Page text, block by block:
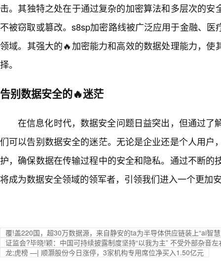
击。其独特之处在于通过复杂的加密算法和多层次的安
不被窃取或篡改。s8sp加密路线被广泛应用于金融、
领域。其强大的🔥加密能力和高效的数据处理能力，使
择。
告别数据安全的🔥迷茫
在信息化时代，数据安全问题日益突出，但通过了
们可以告别数据安全的迷茫。无论是企业还是个人用户
护，确保数据在传输过程中的安全和隐私。通过不断的
将成为数据安全领域的领军者，引领我们进入一个更加
覆!盖220国，超30万数据源，来自静安的ta为半导体供应链装上“ai智
证监会?毕晓!颖：中国可持续披露制度坚持“以我为主” 不受外部杂音左
龙;虎榜 —| 顺灏股份今日涨停，3家机构专用席位净买入1.50亿元